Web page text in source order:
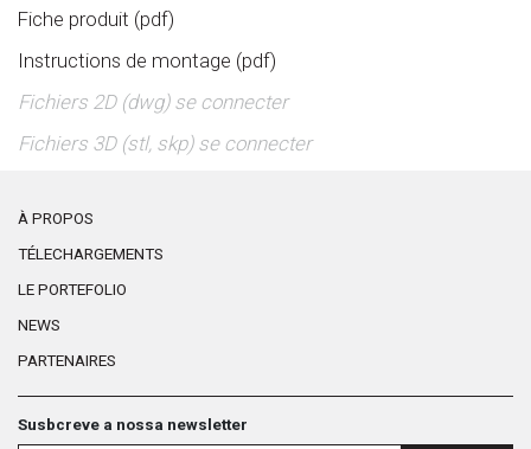
Fiche produit (pdf)
Instructions de montage (pdf)
Fichiers 2D (dwg) se connecter
Fichiers 3D (stl, skp) se connecter
À PROPOS
TÉLECHARGEMENTS
LE PORTEFOLIO
NEWS
PARTENAIRES
Susbcreve a nossa newsletter